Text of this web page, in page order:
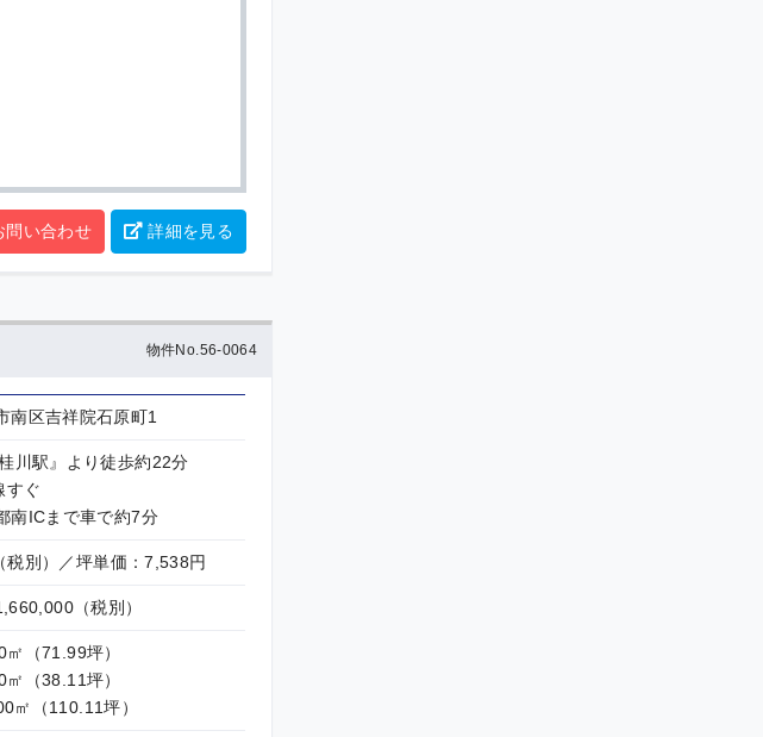
問い合わせ 詳細を見る
物件No.56-0064
南区吉祥院石原町1
川駅』より徒歩約22分
すぐ
南ICまで車で約7分
税別）／坪単価：7,538円
（税別）
（71.99坪）
（38.11坪）
㎡（110.11坪）